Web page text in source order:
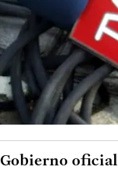
Gobierno